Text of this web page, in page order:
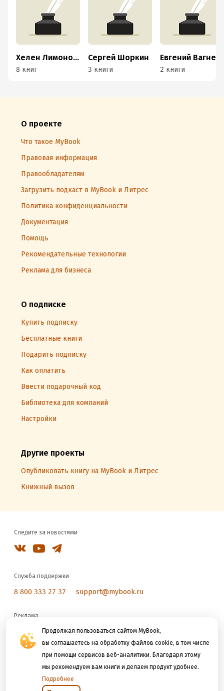
Продолжая пользоваться сайтом MyBook,
вы соглашаетесь на обработку файлов cookie, в том числе
при помощи сервисов веб-аналитики. Благодаря этому
мы рекомендуем вам книги и делаем продукт удобнее.
Подробнее
Хелен Лимонова
8 книг
Сергей Шоркин
3 книги
Евгений Вагнер
2 книги
О проекте
Что такое MyBook
Правовая информация
Правообладателям
Загрузить подкаст в MyBook и Литрес
Политика конфиденциальности
Документация
Помощь
Рекомендательные технологии
Реклама для бизнеса
О подписке
Купить подписку
Бесплатные книги
Подарить подписку
Как оплатить
Ввести подарочный код
Библиотека для компаний
Настройки
Другие проекты
Опубликовать книгу на MyBook и Литрес
Книжный вызов
Следите за новостями
Служба поддержки
8 800 333 27 37 support@mybook.ru
Реклама
reklama@litres.ru
Мы принимаем к оплате